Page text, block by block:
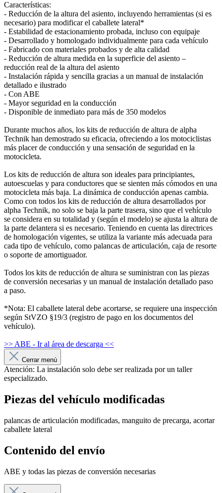
Características:
- Reducción de la altura del asiento, incluyendo herramientas (si es
necesario) para modificar el caballete lateral*
- Estabilidad de estacionamiento probada, incluso con equipaje
- Desarrollado y homologado individualmente para cada vehículo
- Fabricado con materiales probados y de alta calidad
- Reducción de altura medida en la superficie del asiento –
reducción real de la altura del asiento
- Instalación rápida y sencilla gracias a un manual de instalación
detallado e ilustrado
- Con ABE
- Mayor seguridad en la conducción
- Disponible de inmediato para más de 350 modelos
Durante muchos años, los kits de reducción de altura de alpha
Technik han demostrado su eficacia, ofreciendo a los motociclistas
más placer de conducción y una sensación de seguridad en la
motocicleta.
Los kits de reducción de altura son ideales para principiantes,
autoescuelas y para conductores que se sienten más cómodos en una
motocicleta más baja. La dinámica de conducción apenas cambia.
Como con todos los kits de reducción de altura desarrollados por
alpha Technik, no solo se baja la parte trasera, sino que el vehículo
se considera en su totalidad y (según el modelo) se ajusta la altura de
la parte delantera si es necesario. Teniendo en cuenta las directrices
de homologación vigentes, se utiliza la variante más adecuada para
cada tipo de vehículo, como palancas de articulación, caja de resorte
o soporte de amortiguador.
Todos los kits de reducción de altura se suministran con las piezas
de conversión necesarias y un manual de instalación detallado paso
a paso.
*Nota: El caballete lateral debe acortarse, se requiere una inspección
según StVZO §19/3 (registro de pago en los documentos del
vehículo).
>> ABE - Ir al área de descarga <<
Cerrar menú
Atención: La instalación solo debe ser realizada por un taller
especializado.
Piezas del vehículo modificadas
palancas de articulación modificadas, manguito de precarga, acortar
caballete lateral
Contenido del envío
ABE y todas las piezas de conversión necesarias